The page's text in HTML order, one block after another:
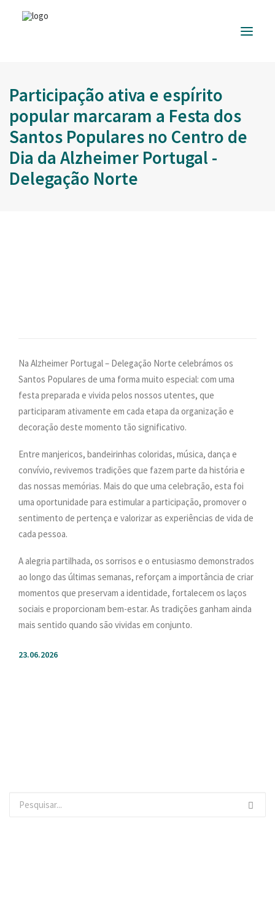
ALZHEIMER
PORTUGAL
INFORMAÇÃO
ÚTIL
E SERVIÇOS
FORMAÇÃO
E EVENTOS
Participação ativa e espírito
popular marcaram a Festa dos
Santos Populares no Centro de
Dia da Alzheimer Portugal -
Delegação Norte
Na Alzheimer Portugal – Delegação Norte celebrámos os
Santos Populares de uma forma muito especial: com uma
festa preparada e vivida pelos nossos utentes, que
participaram ativamente em cada etapa da organização e
decoração deste momento tão significativo.
Entre manjericos, bandeirinhas coloridas, música, dança e
convívio, revivemos tradições que fazem parte da história e
das nossas memórias. Mais do que uma celebração, esta foi
uma oportunidade para estimular a participação, promover o
sentimento de pertença e valorizar as experiências de vida de
cada pessoa.
A alegria partilhada, os sorrisos e o entusiasmo demonstrados
ao longo das últimas semanas, reforçam a importância de criar
momentos que preservam a identidade, fortalecem os laços
sociais e proporcionam bem-estar. As tradições ganham ainda
mais sentido quando são vividas em conjunto.
23.06.2026